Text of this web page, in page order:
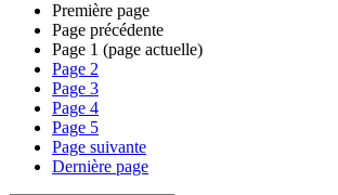
Première page
Page précédente
Page 1 (page actuelle)
Page 2
Page 3
Page 4
Page 5
Page suivante
Dernière page